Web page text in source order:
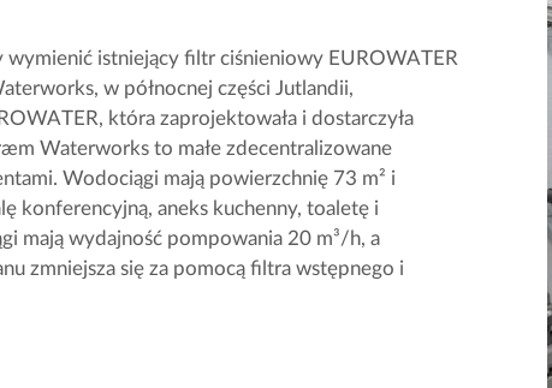
wymienić istniejący filtr ciśnieniowy EUROWATER
w północnej części Jutlandii,
która zaprojektowała i dostarczyła
Waterworks to małe zdecentralizowane
Wodociągi mają powierzchnię 73 m² i
konferencyjną, aneks kuchenny, toaletę i
mają wydajność pompowania 20 m³/h, a
zmniejsza się za pomocą filtra wstępnego i